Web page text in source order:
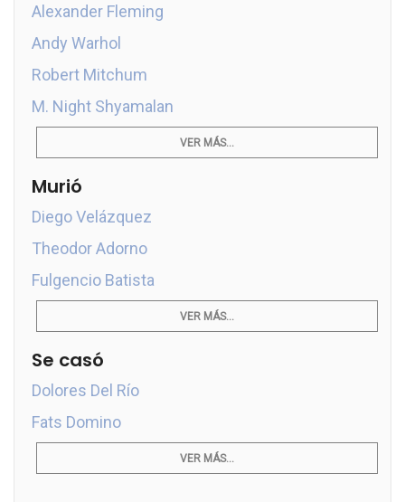
Alexander Fleming
Andy Warhol
Robert Mitchum
M. Night Shyamalan
VER MÁS...
Murió
Diego Velázquez
Theodor Adorno
Fulgencio Batista
VER MÁS...
Se casó
Dolores Del Río
Fats Domino
VER MÁS...